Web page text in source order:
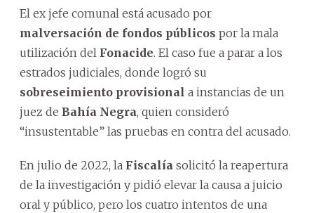
El ex jefe comunal está acusado por
malversación de fondos públicos por la mala
utilización del Fonacide. El caso fue a parar a los
estrados judiciales, donde logró su
sobreseimiento provisional a instancias de un
juez de Bahía Negra, quien consideró
“insustentable” las pruebas en contra del acusado.
En julio de 2022, la Fiscalía solicitó la reapertura
de la investigación y pidió elevar la causa a juicio
oral y público, pero los cuatro intentos de una